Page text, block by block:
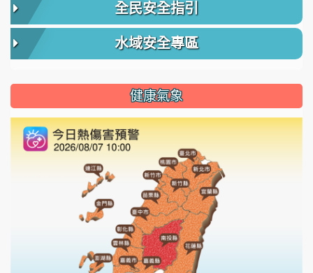
全民安全指引
水域安全專區
健康氣象